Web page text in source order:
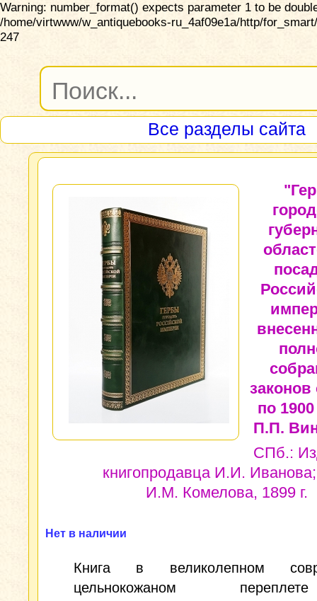
Warning: number_format() expects parameter 1 to be
/home/virtwww/w_antiquebooks-ru_4af09e1a/http/
247
Все разделы сайта
законов
по
П.П.
СПб.:
книгопродавца И.И.
И.М. Комелова, 1899 г.
Нет в наличии
Книга в великолепном
цельнокожаном